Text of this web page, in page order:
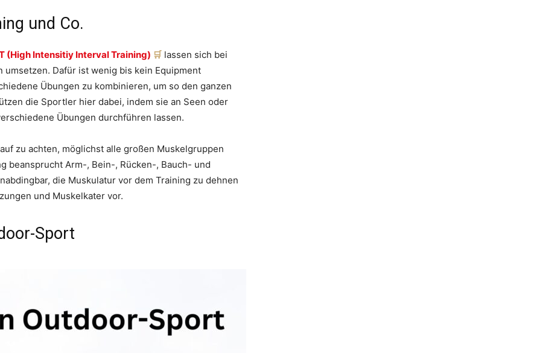
und Co.
(High Intensitiy Interval Training)
lassen sich bei
Dafür ist wenig bis kein Equipment
Übungen zu kombinieren, um so den ganzen
die Sportler hier dabei, indem sie an Seen oder
Übungen durchführen lassen.
zu achten, möglichst alle großen Muskelgruppen
beansprucht Arm-, Bein-, Rücken-, Bauch- und
die Muskulatur vor dem Training zu dehnen
und Muskelkater vor.
Sport